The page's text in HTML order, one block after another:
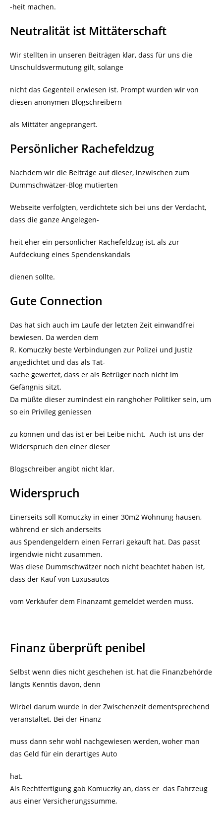
-heit machen.
Neutralität ist Mittäterschaft
Wir stellten in unseren Beiträgen klar, dass für uns die
Unschuldsvermutung gilt, solange
nicht das Gegenteil erwiesen ist. Prompt wurden wir von
diesen anonymen Blogschreibern
als Mittäter angeprangert.
Persönlicher Rachefeldzug
Nachdem wir die Beiträge auf dieser, inzwischen zum
Dummschwätzer-Blog mutierten
Webseite verfolgten, verdichtete sich bei uns der Verdacht,
dass die ganze Angelegen-
heit eher ein persönlicher Rachefeldzug ist, als zur
Aufdeckung eines Spendenskandals
dienen sollte.
Gute Connection
Das hat sich auch im Laufe der letzten Zeit einwandfrei
bewiesen. Da werden dem
R. Komuczky beste Verbindungen zur Polizei und Justiz
angedichtet und das als Tat-
sache gewertet, dass er als Betrüger noch nicht im
Gefängnis sitzt.
Da müßte dieser zumindest ein ranghoher Politiker sein, um
so ein Privileg geniessen
zu können und das ist er bei Leibe nicht. Auch ist uns der
Widerspruch den einer dieser
Blogschreiber angibt nicht klar.
Widerspruch
Einerseits soll Komuczky in einer 30m2 Wohnung hausen,
während er sich anderseits
aus Spendengeldern einen Ferrari gekauft hat. Das passt
irgendwie nicht zusammen.
Was diese Dummschwätzer noch nicht beachtet haben ist,
dass der Kauf von Luxusautos
vom Verkäufer dem Finanzamt gemeldet werden muss.
Finanz überprüft penibel
Selbst wenn dies nicht geschehen ist, hat die Finanzbehörde
längts Kenntis davon, denn
Wirbel darum wurde in der Zwischenzeit dementsprechend
veranstaltet. Bei der Finanz
muss dann sehr wohl nachgewiesen werden, woher man
das Geld für ein derartiges Auto
hat.
Als Rechtfertigung gab Komuczky an, dass er das Fahrzeug
aus einer Versicherungssumme,